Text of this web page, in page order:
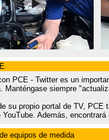
PCE - Twitter es un
Manténgase siempre
su propio portal de TV, PCE
Además,
equipos de medida